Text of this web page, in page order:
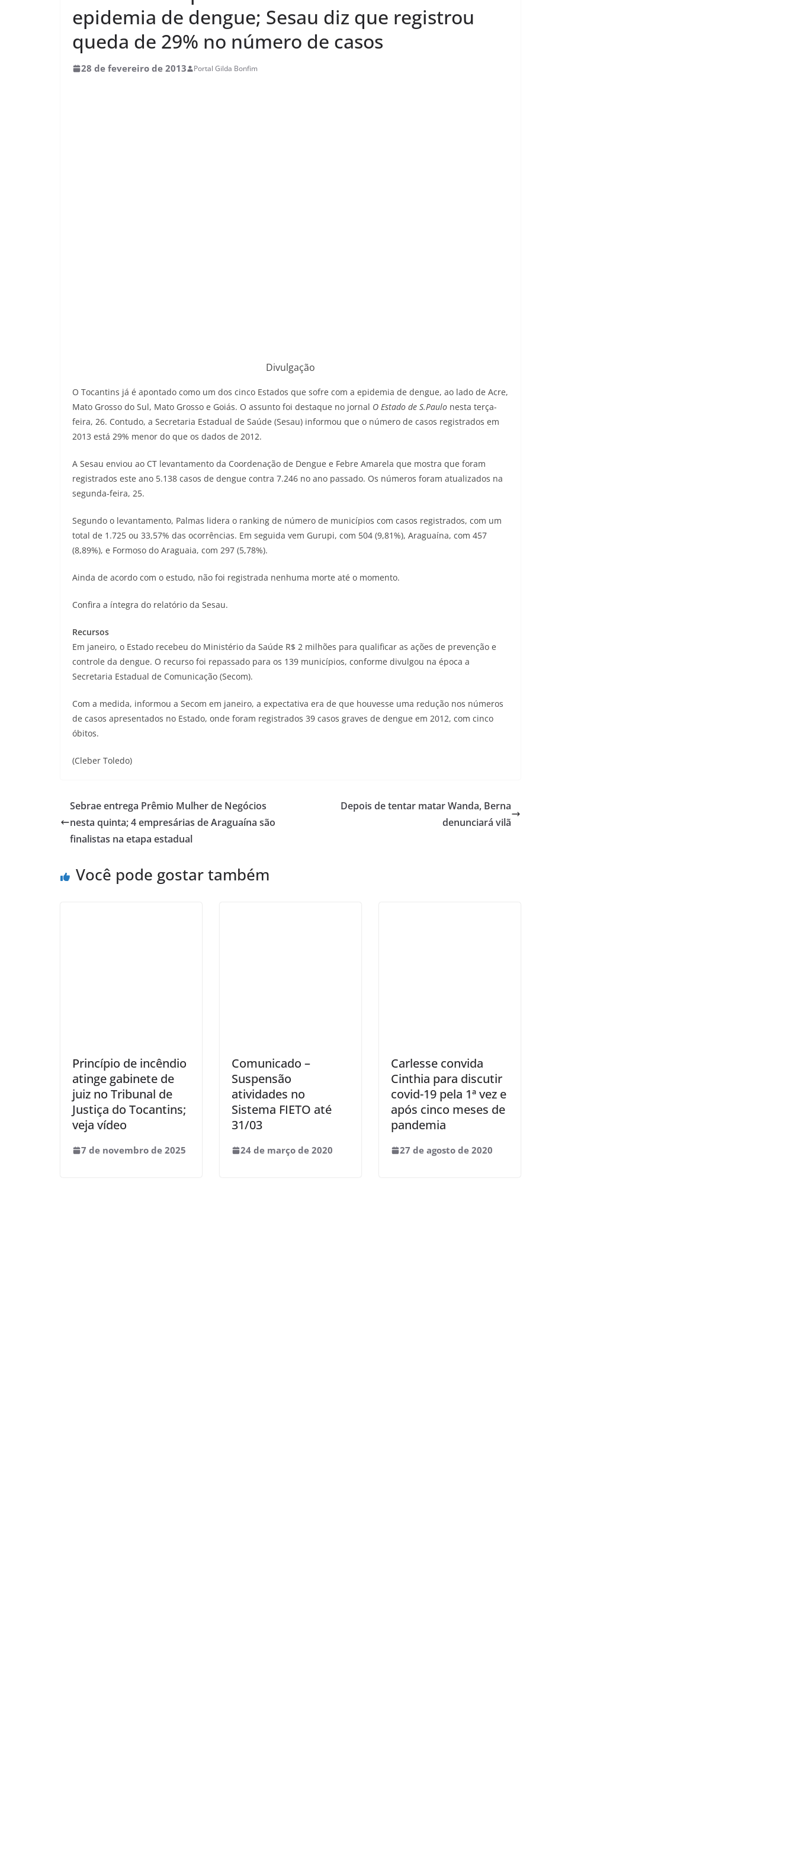
epidemia de dengue; Sesau diz que registrou
queda de 29% no número de casos
28 de fevereiro de 2013 Portal Gilda Bonfim
Divulgação
O Tocantins já é apontado como um dos cinco Estados que sofre com a epidemia de dengue, ao lado de Acre,
Mato Grosso do Sul, Mato Grosso e Goiás. O assunto foi destaque no jornal O Estado de S.Paulo nesta terça-
feira, 26. Contudo, a Secretaria Estadual de Saúde (Sesau) informou que o número de casos registrados em
2013 está 29% menor do que os dados de 2012.
A Sesau enviou ao CT levantamento da Coordenação de Dengue e Febre Amarela que mostra que foram
registrados este ano 5.138 casos de dengue contra 7.246 no ano passado. Os números foram atualizados na
segunda-feira, 25.
Segundo o levantamento, Palmas lidera o ranking de número de municípios com casos registrados, com um
total de 1.725 ou 33,57% das ocorrências. Em seguida vem Gurupi, com 504 (9,81%), Araguaína, com 457
(8,89%), e Formoso do Araguaia, com 297 (5,78%).
Ainda de acordo com o estudo, não foi registrada nenhuma morte até o momento.
Confira a íntegra do relatório da Sesau.
Recursos
Em janeiro, o Estado recebeu do Ministério da Saúde R$ 2 milhões para qualificar as ações de prevenção e
controle da dengue. O recurso foi repassado para os 139 municípios, conforme divulgou na época a
Secretaria Estadual de Comunicação (Secom).
Com a medida, informou a Secom em janeiro, a expectativa era de que houvesse uma redução nos números
de casos apresentados no Estado, onde foram registrados 39 casos graves de dengue em 2012, com cinco
óbitos.
(Cleber Toledo)
Sebrae entrega Prêmio Mulher de Negócios
nesta quinta; 4 empresárias de Araguaína são
finalistas na etapa estadual
Depois de tentar matar Wanda, Berna
denunciará vilã
Você pode gostar também
Princípio de incêndio
atinge gabinete de
juiz no Tribunal de
Justiça do Tocantins;
veja vídeo
7 de novembro de 2025
Comunicado –
Suspensão
atividades no
Sistema FIETO até
31/03
24 de março de 2020
Carlesse convida
Cinthia para discutir
covid-19 pela 1ª vez e
após cinco meses de
pandemia
27 de agosto de 2020